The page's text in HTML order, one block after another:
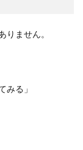
りません。
みる」